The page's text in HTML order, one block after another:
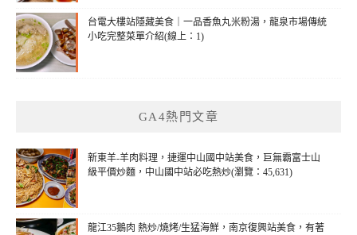
台電大樓站隱藏美食｜一品香魚丸米粉湯，龍泉市場傳統
小吃完整菜單介紹(線上：1)
GA4熱門文章
新東羊-羊肉料理，捷運中山國中站美食，巨無霸富士山
級平價炒麵，中山國中站必吃熱炒(瀏覽：45,631)
龍江35鵝肉 熱炒/燒烤/生猛海鮮，南京復興站美食，有著